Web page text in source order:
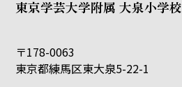
東京学芸大学附属 大泉小学校
〒178-0063
東京都練馬区東大泉5-22-1